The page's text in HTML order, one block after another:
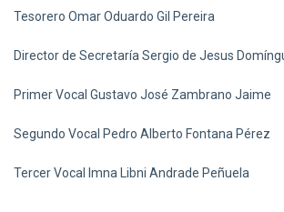
Tesorero Omar Oduardo Gil Pereira
Director de Secretaría Sergio de Jesus
Primer Vocal Gustavo José Zambrano Jaime
Segundo Vocal Pedro Alberto Fontana Pérez
Tercer Vocal Imna Libni Andrade Peñuela